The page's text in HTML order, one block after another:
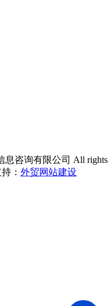
息咨询有限公司 All rights
： 外贸网站建设